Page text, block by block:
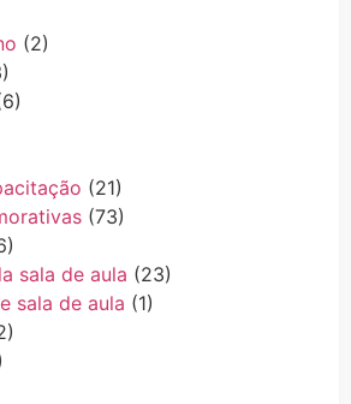
(2)
(21)
(73)
sala de aula (23)
sala de aula (1)